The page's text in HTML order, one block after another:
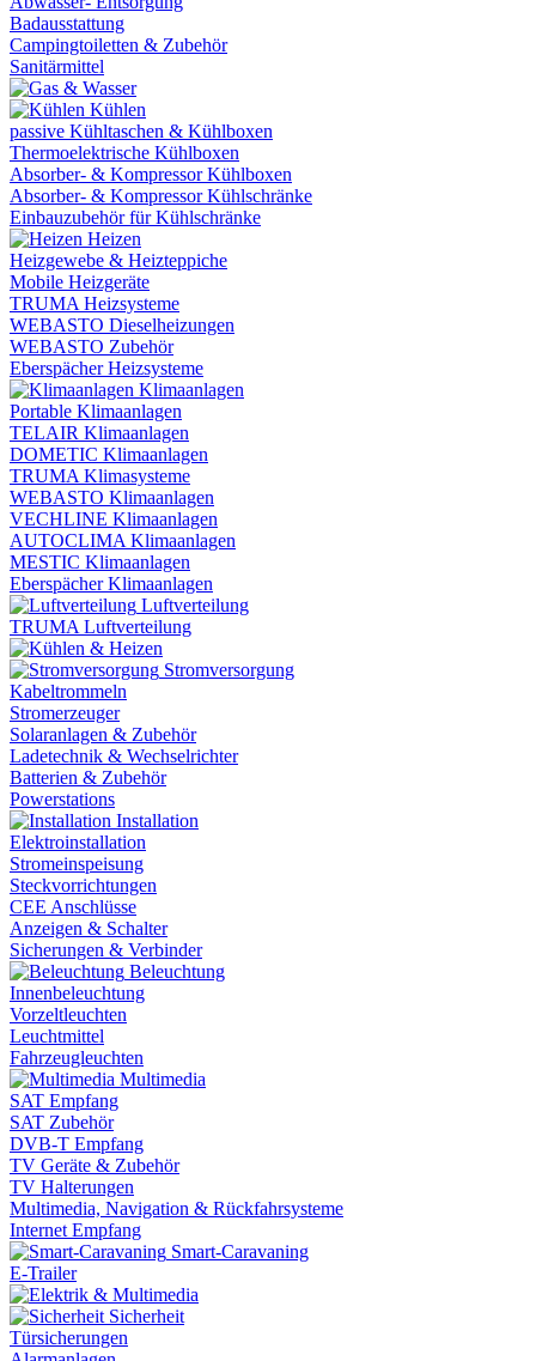
Badausstattung
Campingtoiletten & Zubehör
Sanitärmittel
Kühlen
passive Kühltaschen & Kühlboxen
Thermoelektrische Kühlboxen
Absorber- & Kompressor Kühlboxen
Absorber- & Kompressor Kühlschränke
Einbauzubehör für Kühlschränke
Heizen
Heizgewebe & Heizteppiche
Mobile Heizgeräte
TRUMA Heizsysteme
WEBASTO Dieselheizungen
WEBASTO Zubehör
Eberspächer Heizsysteme
Klimaanlagen
Portable Klimaanlagen
TELAIR Klimaanlagen
DOMETIC Klimaanlagen
TRUMA Klimasysteme
WEBASTO Klimaanlagen
VECHLINE Klimaanlagen
AUTOCLIMA Klimaanlagen
MESTIC Klimaanlagen
Eberspächer Klimaanlagen
Luftverteilung
TRUMA Luftverteilung
Stromversorgung
Kabeltrommeln
Stromerzeuger
Solaranlagen & Zubehör
Ladetechnik & Wechselrichter
Batterien & Zubehör
Powerstations
Installation
Elektroinstallation
Stromeinspeisung
Steckvorrichtungen
CEE Anschlüsse
Anzeigen & Schalter
Sicherungen & Verbinder
Beleuchtung
Innenbeleuchtung
Vorzeltleuchten
Leuchtmittel
Fahrzeugleuchten
Multimedia
SAT Empfang
SAT Zubehör
DVB-T Empfang
TV Geräte & Zubehör
TV Halterungen
Multimedia, Navigation & Rückfahrsysteme
Internet Empfang
Smart-Caravaning
E-Trailer
Sicherheit
Türsicherungen